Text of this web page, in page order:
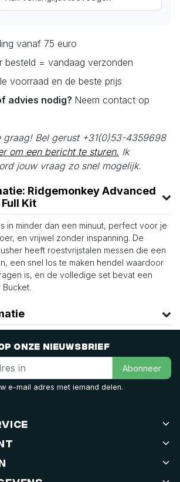
vanaf 75 euro
besteld = vandaag verzonden
voorraad en de beste prijs
advies nodig? Neem contact op
graag! Bel gerust +31(0)53-4359698
om een bericht te sturen. Ik
jouw vraag zo snel mogelijk.
Ridgemonkey Advanced
Kit
in minder dan een minuut, perfect voor je
en vrijwel zonder inspanning. De
heeft roestvrijstalen messen die een
een snel los te maken hendel waardoor
is, en de volledige set bevat een
onze nieuwsbrief
Abonneer
e-mail adres met iemand delen.